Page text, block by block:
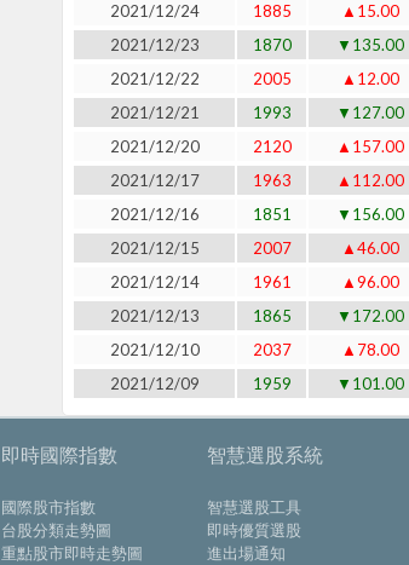
2021/12/24
1885 ▲15.00
2021/12/23
1870 ▼135.00
2021/12/22
2005 ▲12.00
2021/12/21
1993 ▼127.00
2021/12/20
2120 ▲157.00
2021/12/17
1963 ▲112.00
2021/12/16
1851 ▼156.00
2021/12/15
2007 ▲46.00
2021/12/14
1961 ▲96.00
2021/12/13
1865 ▼172.00
2021/12/10
2037 ▲78.00
2021/12/09
1959 ▼101.00
即時國際指數
國際股市指數
台股分類走勢圖
重點股市即時走勢圖
智慧選股系統
智慧選股工具
即時優質選股
進出場通知